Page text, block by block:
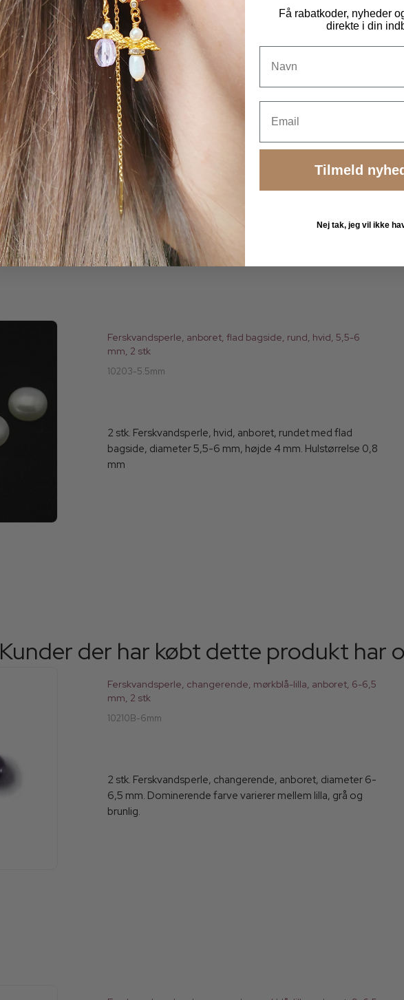
Ferskvandsperle, changerende, mørkblå-lilla, anboret, 9x6,5
mm, 2 stk
10210B-9mm
2 stk. mørkelilla ferskvandsperler, changerende, anborede,
diameter 9 mm, højde 6,5 mm, hulstørrelse: 0,8 mm
Ferskvandsperle, anboret, flad bagside, rund, hvid, 5,5-6
mm, 2 stk
10203-5.5mm
2 stk. Ferskvandsperle, hvid, anboret, rundet med flad
bagside, diameter 5,5-6 mm, højde 4 mm. Hulstørrelse 0,8
mm
Kunder der har købt dette produkt har
Ferskvandsperle, changerende, mørkblå-lilla, anboret, 6-6,5
mm, 2 stk
10210B-6mm
2 stk. Ferskvandsperle, changerende, anboret, diameter 6-
6,5 mm. Dominerende farve varierer mellem lilla, grå og
brunlig.
Få rabatkoder, nyheder
direkte i din
Tilmeld
Nej tak, jeg vil ikke